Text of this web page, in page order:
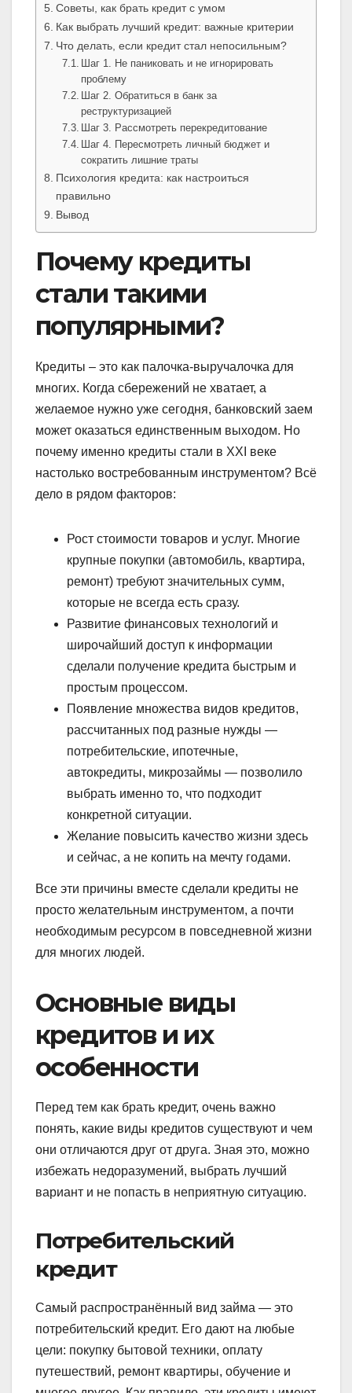
Советы, как брать кредит с умом
Как выбрать лучший кредит: важные критерии
Что делать, если кредит стал непосильным?
Шаг 1. Не паниковать и не игнорировать
проблему
Шаг 2. Обратиться в банк за
реструктуризацией
Шаг 3. Рассмотреть перекредитование
Шаг 4. Пересмотреть личный бюджет и
сократить лишние траты
Психология кредита: как настроиться
правильно
Вывод
Почему кредиты
стали такими
популярными?
Кредиты – это как палочка-выручалочка для
многих. Когда сбережений не хватает, а
желаемое нужно уже сегодня, банковский заем
может оказаться единственным выходом. Но
почему именно кредиты стали в XXI веке
настолько востребованным инструментом? Всё
дело в рядом факторов:
Рост стоимости товаров и услуг. Многие
крупные покупки (автомобиль, квартира,
ремонт) требуют значительных сумм,
которые не всегда есть сразу.
Развитие финансовых технологий и
широчайший доступ к информации
сделали получение кредита быстрым и
простым процессом.
Появление множества видов кредитов,
рассчитанных под разные нужды —
потребительские, ипотечные,
автокредиты, микрозаймы — позволило
выбрать именно то, что подходит
конкретной ситуации.
Желание повысить качество жизни здесь
и сейчас, а не копить на мечту годами.
Все эти причины вместе сделали кредиты не
просто желательным инструментом, а почти
необходимым ресурсом в повседневной жизни
для многих людей.
Основные виды
кредитов и их
особенности
Перед тем как брать кредит, очень важно
понять, какие виды кредитов существуют и чем
они отличаются друг от друга. Зная это, можно
избежать недоразумений, выбрать лучший
вариант и не попасть в неприятную ситуацию.
Потребительский
кредит
Самый распространённый вид займа — это
потребительский кредит. Его дают на любые
цели: покупку бытовой техники, оплату
путешествий, ремонт квартиры, обучение и